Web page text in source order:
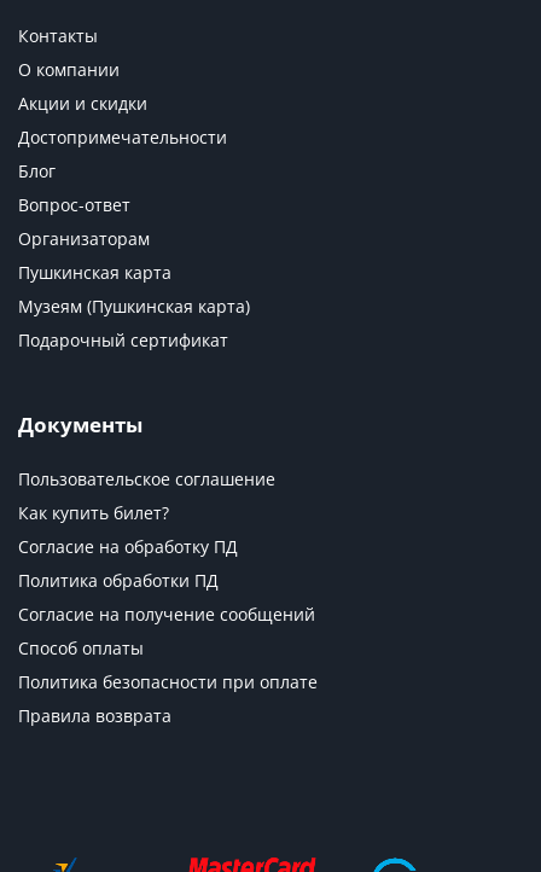
Контакты
О компании
Акции и скидки
Достопримечательности
Блог
Вопрос-ответ
Организаторам
Пушкинская карта
Музеям (Пушкинская карта)
Подарочный сертификат
Документы
Пользовательское соглашение
Как купить билет?
Согласие на обработку ПД
Политика обработки ПД
Согласие на получение сообщений
Способ оплаты
Политика безопасности при оплате
Правила возврата